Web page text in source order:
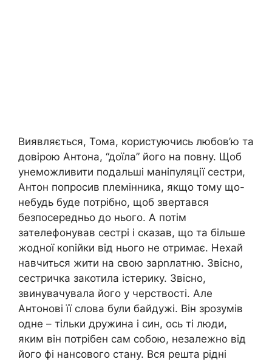
Виявляється, Тома, користуючись любов’ю та
довірою Антона, “доїла” його на повну. Щоб
унеможливити подальші маніпуляції сестри,
Антон попросив племінника, якщо тому що-
небудь буде потрібно, щоб звертався
безпосередньо до нього. А потім
зателефонував сестрі і сказав, що та більше
жодної коnійки від нього не отримає. Нехай
навчиться жити на свою зарnлатню. Звісно,
сестричка закотила істерику. Звісно,
звинувачувала його у черствості. Але
Антонові її слова були байдужі. Він зрозумів
одне – тільки дружина і син, ось ті люди,
яким він потрібен сам собою, незалежно від
його фі нансового стану. Вся решта рідні